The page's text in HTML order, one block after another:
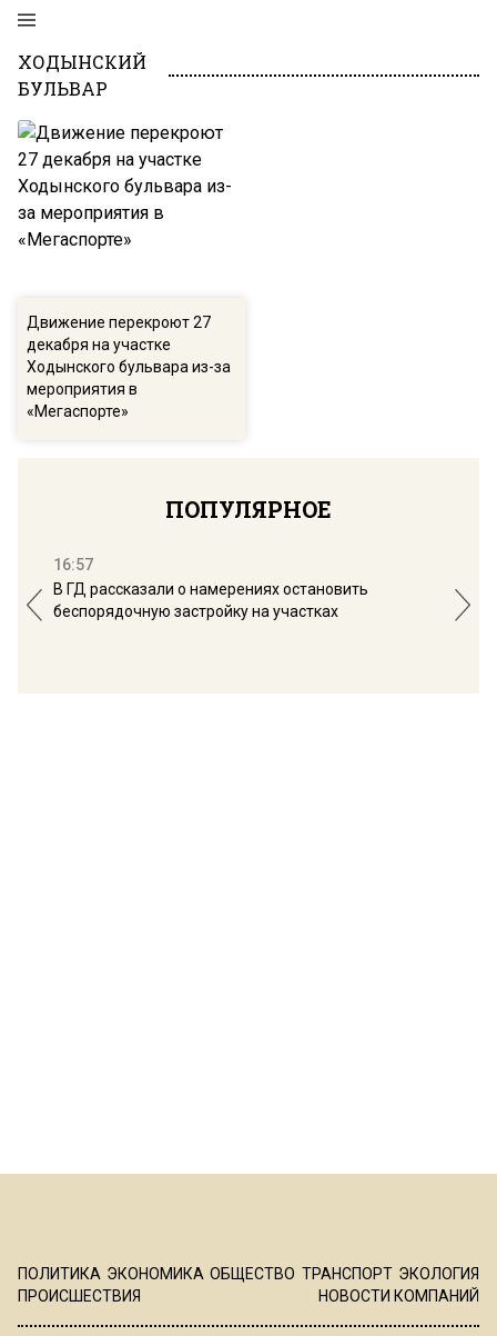
ХОДЫНСКИЙ
БУЛЬВАР
Движение перекроют 27
декабря на участке
Ходынского бульвара из-за
мероприятия в
«Мегаспорте»
ПОПУЛЯРНОЕ
16:57
В ГД рассказали о намерениях остановить
беспорядочную застройку на участках
ПОЛИТИКА ЭКОНОМИКА ОБЩЕСТВО ТРАНСПОРТ ЭКОЛОГИЯ
ПРОИСШЕСТВИЯ
НОВОСТИ КОМПАНИЙ